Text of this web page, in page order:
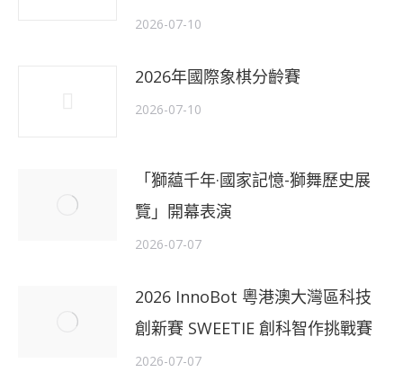
2026-07-10
2026年國際象棋分齡賽
2026-07-10
「獅藴千年·國家記憶-獅舞歷史展
覽」開幕表演
2026-07-07
2026 InnoBot 粵港澳大灣區科技
創新賽 SWEETIE 創科智作挑戰賽
2026-07-07